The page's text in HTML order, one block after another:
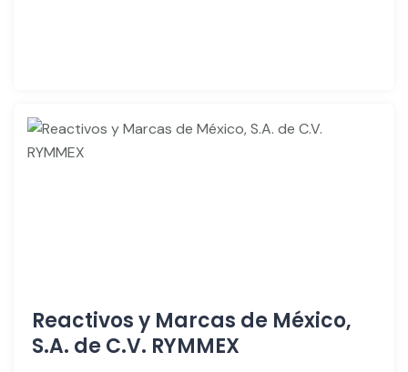
Reactivos y Marcas de México,
S.A. de C.V. RYMMEX